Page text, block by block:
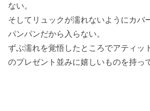
ない。
そしてリュックが濡れないようにカバ
パンパンだから入らない。
ずぶ濡れを覚悟したところでアティッ
のプレゼント並みに嬉しいものを持っ